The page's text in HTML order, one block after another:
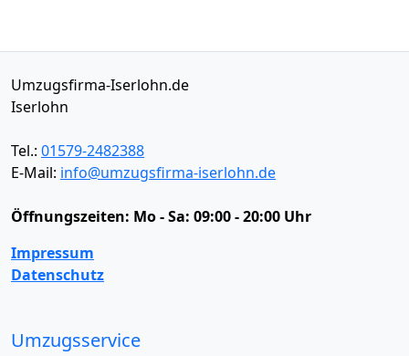
Umzugsfirma-Iserlohn.de
Iserlohn
Tel.: 01579-2482388
E-Mail: info@umzugsfirma-iserlohn.de
Öffnungszeiten: Mo - Sa: 09:00 - 20:00 Uhr
Impressum
Datenschutz
Umzugsservice